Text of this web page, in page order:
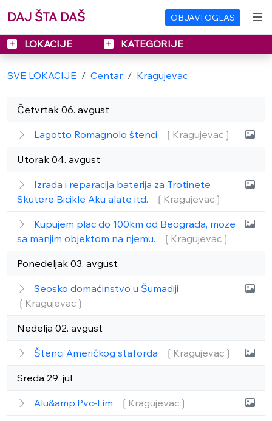
DAJ ŠTA DAŠ OBJAVI OGLAS
LOKACIJE KATEGORIJE
SVE LOKACIJE Centar Kragujevac
Četvrtak 06. avgust
Lagotto Romagnolo štenci ❲Kragujevac❳
Utorak 04. avgust
Izrada i reparacija baterija za Trotinete
Skutere Bicikle Aku alate itd.
❲Kragujevac❳
Kupujem plac do 100km od Beograda, moze
sa manjim objektom na njemu.
❲Kragujevac❳
Ponedeljak 03. avgust
Seosko domaćinstvo u Šumadiji
❲Kragujevac❳
Nedelja 02. avgust
Štenci Američkog staforda ❲Kragujevac❳
Sreda 29. jul
Alu&amp;Pvc-Lim ❲Kragujevac❳